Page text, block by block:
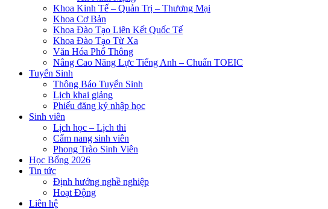
Khoa Kinh Tế – Quản Trị – Thương Mại
Khoa Cơ Bản
Khoa Đào Tạo Liên Kết Quốc Tế
Khoa Đào Tạo Từ Xa
Văn Hóa Phổ Thông
Nâng Cao Năng Lực Tiếng Anh – Chuẩn TOEIC
Tuyển Sinh
Thông Báo Tuyển Sinh
Lịch khai giảng
Phiếu đăng ký nhập học
Sinh viên
Lịch học – Lịch thi
Cẩm nang sinh viên
Phong Trào Sinh Viên
Học Bổng 2026
Tin tức
Định hướng nghề nghiệp
Hoạt Động
Liên hệ